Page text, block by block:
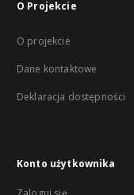
O Projekcie
O projekcie
Dane kontaktowe
Deklaracja dostępności
Konto użytkownika